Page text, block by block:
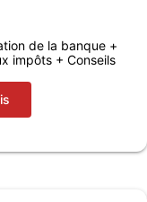
de la banque +
impôts + Conseils